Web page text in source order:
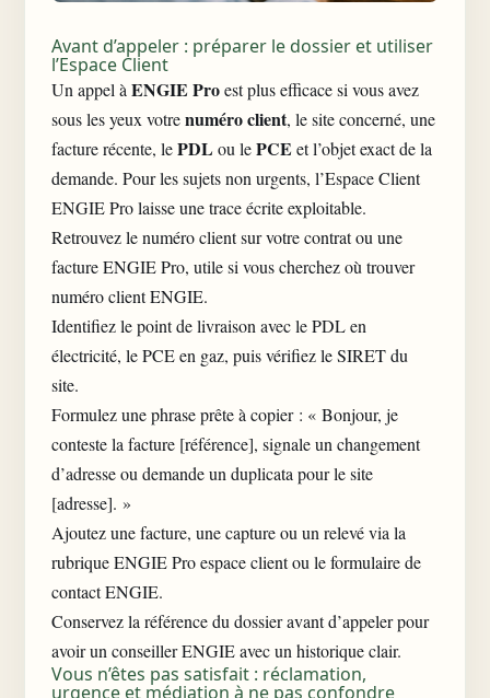
Avant d’appeler : préparer le dossier et utiliser
l’Espace Client
Un appel à ENGIE Proest plus efficace si vous avez
sous les yeux votrenuméro client, le site concerné, une
facture récente, lePDL ou lePCE et l’objet exact de la
demande. Pour les sujets non urgents, l’Espace Client
ENGIE Pro laisse une trace écrite exploitable.
Retrouvez le numéro client sur votre contrat ou une
facture ENGIE Pro, utile si vous cherchez où trouver
numéro client ENGIE.
Identifiez le point de livraison avec le PDL en
électricité, le PCE en gaz, puis vérifiez le SIRET du
site.
Formulez une phrase prête à copier : « Bonjour, je
conteste la facture [référence], signale un changement
d’adresse ou demande un duplicata pour le site
[adresse]. »
Ajoutez une facture, une capture ou un relevé via la
rubrique ENGIE Pro espace client ou le formulaire de
contact ENGIE.
Conservez la référence du dossier avant d’appeler pour
avoir un conseiller ENGIE avec un historique clair.
Vous n’êtes pas satisfait : réclamation,
urgence et médiation à ne pas confondre